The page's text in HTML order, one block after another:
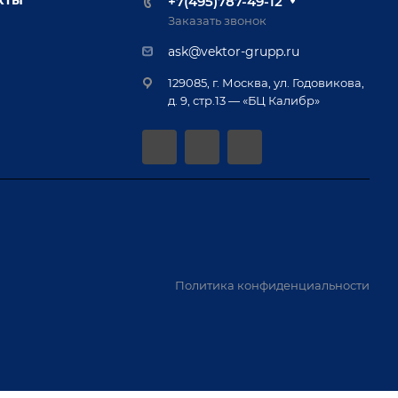
Заказать звонок
ask@vektor-grupp.ru
129085, г. Москва, ул. Годовикова,
д. 9, стр.13 — «БЦ Калибр»
Политика конфиденциальности